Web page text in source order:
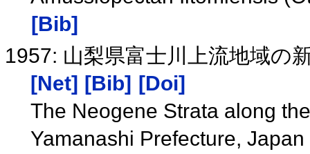
[Bib]
1957: 山梨県富士川上流地域の
[Net] [Bib] [Doi]
The Neogene Strata along
Yamanashi Prefecture, Japan